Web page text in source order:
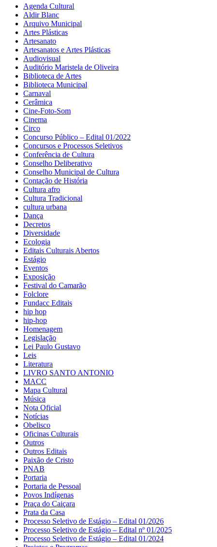
Agenda Cultural
Aldir Blanc
Arquivo Municipal
Artes Plásticas
Artesanato
Artesanatos e Artes Plásticas
Audiovisual
Auditório Maristela de Oliveira
Biblioteca de Artes
Biblioteca Municipal
Carnaval
Cerâmica
Cine-Foto-Som
Cinema
Circo
Concurso Público – Edital 01/2022
Concursos e Processos Seletivos
Conferência de Cultura
Conselho Deliberativo
Conselho Municipal de Cultura
Contação de História
Cultura afro
Cultura Tradicional
cultura urbana
Dança
Decretos
Diversidade
Ecologia
Editais Culturais Abertos
Estágio
Eventos
Exposição
Festival do Camarão
Folclore
Fundacc Editais
hip hop
hip-hop
Homenagem
Legislação
Lei Paulo Gustavo
Leis
Literatura
LIVRO SANTO ANTONIO
MACC
Mapa Cultural
Música
Nota Oficial
Notícias
Obelisco
Oficinas Culturais
Outros
Outros Editais
Paixão de Cristo
PNAB
Portaria
Portaria de Pessoal
Povos Indígenas
Praça do Caiçara
Prata da Casa
Processo Seletivo de Estágio – Edital 01/2026
Processo Seletivo de Estágio – Edital nº 01/2025
Processo Seletivo de Estágio – Edital 01/2024